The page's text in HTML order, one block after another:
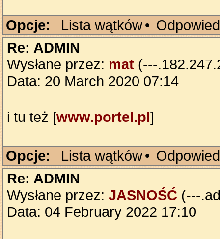
Opcje: Lista wątków•
Re: ADMIN
Wysłane przez: mat (---
Data: 20 March 2020 07:14
i tu też [www.portel.pl]
Opcje: Lista wątków•
Re: ADMIN
Wysłane przez: JASNOŚĆ (---
Data: 04 February 2022 17:10